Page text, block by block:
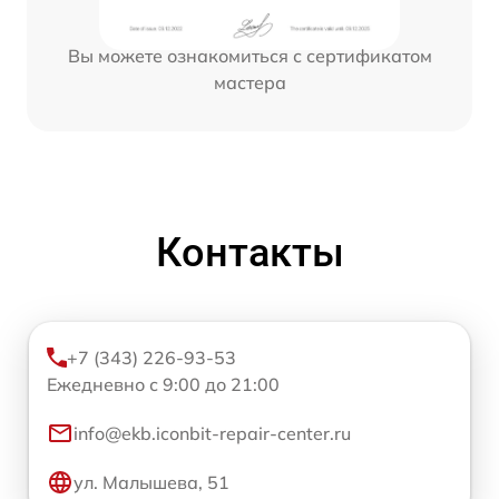
Вы можете ознакомиться с сертификатом
мастера
Контакты
+7 (343) 226-93-53
Ежедневно с 9:00 до 21:00
info@ekb.iconbit-repair-center.ru
ул. Малышева, 51